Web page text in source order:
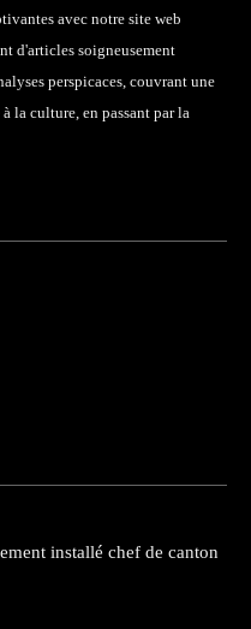
avec notre site web
d'articles soigneusement
perspicaces, couvrant une
la culture, en passant par la
installé chef de canton